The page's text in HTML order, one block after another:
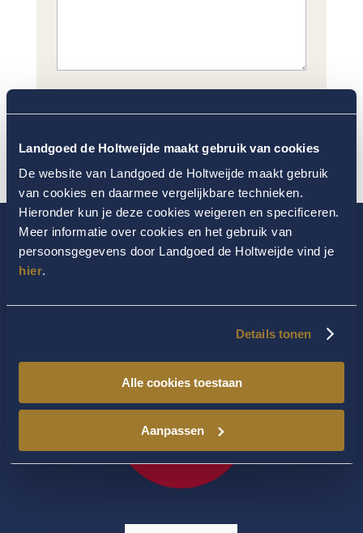
Landgoed de Holtweijde maakt gebruik van cookies
De website van Landgoed de Holtweijde maakt gebruik
van cookies en daarmee vergelijkbare technieken.
Hieronder kun je deze cookies weigeren en specificeren.
Meer informatie over cookies en het gebruik van
persoonsgegevens door Landgoed de Holtweijde vind je
hier.
Details tonen
Alle cookies toestaan
Aanpassen
CAPTCHA